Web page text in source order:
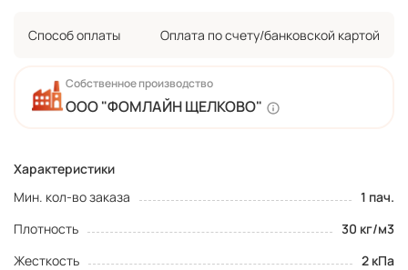
Характеристики
Мин. кол-во заказа
1 пач.
Плотность
30 кг/м3
Жесткость
2 кПа
Собственное производство
ООО "ФОМЛАЙН ЩЕЛКОВО"
Способ оплаты Оплата по счету/банковской картой